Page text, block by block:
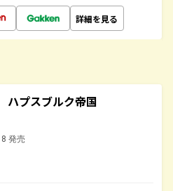
詳細を見る
プスブルク帝国
発売